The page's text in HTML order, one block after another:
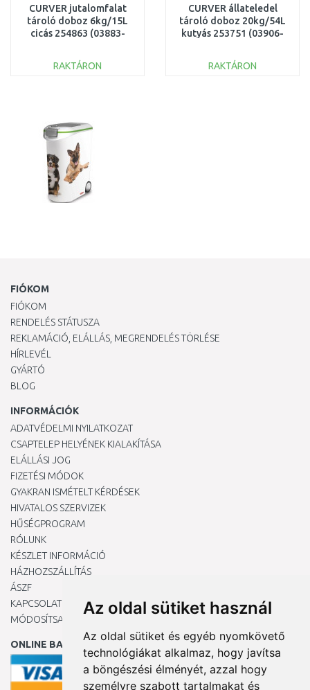
Az oldal sütiket használ
Az oldal sütiket és egyéb nyomkövető
technológiákat alkalmaz, hogy javítsa
a böngészési élményét, azzal hogy
személyre szabott tartalmakat és
CURVER jutalomfalat
tároló doboz 6kg/15L
cicás 254863 (03883-
RAKTÁRON
CURVER állateledel
tároló doboz 20kg/54L
kutyás 253751 (03906-
RAKTÁRON
FIÓKOM
FIÓKOM
RENDELÉS STÁTUSZA
REKLAMÁCIÓ, ELÁLLÁS, MEGRENDELÉS TÖRLÉSE
HÍRLEVÉL
GYÁRTÓ
BLOG
INFORMÁCIÓK
ADATVÉDELMI NYILATKOZAT
CSAPTELEP HELYÉNEK KIALAKÍTÁSA
ELÁLLÁSI JOG
FIZETÉSI MÓDOK
GYAKRAN ISMÉTELT KÉRDÉSEK
HIVATALOS SZERVIZEK
HŰSÉGPROGRAM
RÓLUNK
KÉSZLET INFORMÁCIÓ
HÁZHOZSZÁLLÍTÁS
ÁSZF
KAPCSOLAT
MÓDOSÍTSA A COOKIE-BEÁLLÍTÁSAIMAT
ONLINE BANKKÁRTYÁVAL